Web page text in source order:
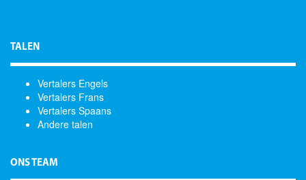
TALEN
Vertalers Engels
Vertalers Frans
Vertalers Spaans
Andere talen
ONS TEAM